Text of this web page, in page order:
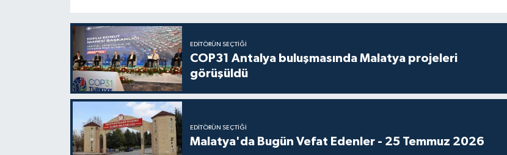
EDITÖRÜN SEÇTIĞI
COP31 Antalya buluşmasında Malatya projeleri
görüşüldü
EDITÖRÜN SEÇTIĞI
Malatya'da Bugün Vefat Edenler - 25 Temmuz 2026